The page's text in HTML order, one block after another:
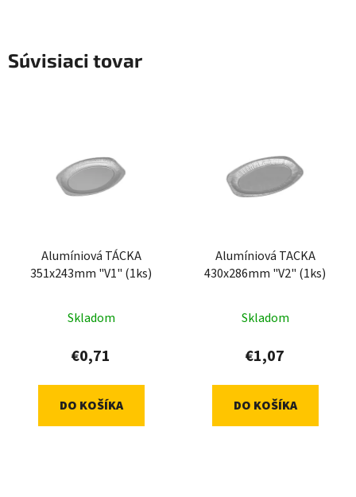
Súvisiaci tovar
Alumíniová TÁCKA
351x243mm "V1" (1ks)
Skladom
€0,71
DO KOŠÍKA
Alumíniová TACKA
430x286mm "V2" (1ks)
Skladom
€1,07
DO KOŠÍKA